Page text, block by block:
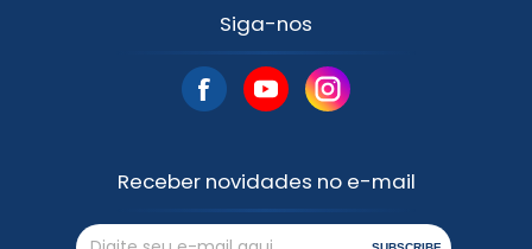
Siga-nos
Receber novidades no e-mail